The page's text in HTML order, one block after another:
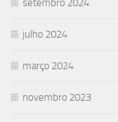
setembro 2024
julho 2024
março 2024
novembro 2023